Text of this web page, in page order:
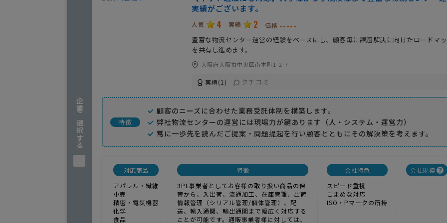
企業を選択する
実績がございます。
人気 4 実績 2 価格 -----
豊富な物流センター運営の経験をベースにし、顧客毎に課題解決に向けたロードマ
を共有し進めます。
大阪府大阪市中央区南本町1-2-7
実績(1) クチコミ
特徴
顧客のニーズに合わせた業務受託体制を構築します。
弊社物流センターの運営には現場力が鍵あります（人・システム・運営力）
常に一歩先を読んだご提案・問題提起を行い顧客とともにその解決策を考えます。
対応商品
アパレル・繊維
小売
精密・電気機器
化学
食品
特徴
3PL事業者としてお客様の取り扱い商品の保
管から、入出荷、流通加工、在庫管理、出荷
情報管理（シリアル管理/個体管理）、配
送、輸入通関、輸出通関まで幅広く対応する
ことが可能です。通販事業者様に対しては、
会社特色
スピード重視
こまめな対応
ISO・Pマークの所持
会社規模